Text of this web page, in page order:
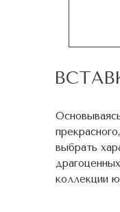
выбрать
коллекции